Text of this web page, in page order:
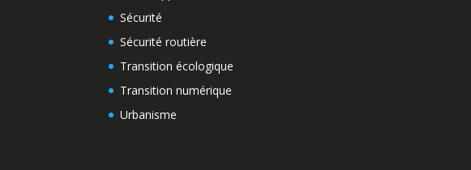
Sécurité
Sécurité routière
Transition écologique
Transition numérique
Urbanisme